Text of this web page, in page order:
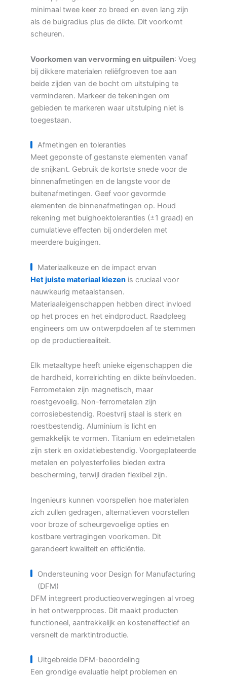
minimaal twee keer zo breed en even lang zijn
als de buigradius plus de dikte. Dit voorkomt
scheuren.
Voorkomen van vervorming en uitpuilen: Voeg
bij dikkere materialen reliëfgroeven toe aan
beide zijden van de bocht om uitstulping te
verminderen. Markeer de tekeningen om
gebieden te markeren waar uitstulping niet is
toegestaan.
Afmetingen en toleranties
Meet geponste of gestanste elementen vanaf
de snijkant. Gebruik de kortste snede voor de
binnenafmetingen en de langste voor de
buitenafmetingen. Geef voor gevormde
elementen de binnenafmetingen op. Houd
rekening met buighoektoleranties (±1 graad) en
cumulatieve effecten bij onderdelen met
meerdere buigingen.
Materiaalkeuze en de impact ervan
Het juiste materiaal kiezen is cruciaal voor
nauwkeurig metaalstansen.
Materiaaleigenschappen hebben direct invloed
op het proces en het eindproduct. Raadpleeg
engineers om uw ontwerpdoelen af te stemmen
op de productierealiteit.
Elk metaaltype heeft unieke eigenschappen die
de hardheid, korrelrichting en dikte beïnvloeden.
Ferrometalen zijn magnetisch, maar
roestgevoelig. Non-ferrometalen zijn
corrosiebestendig. Roestvrij staal is sterk en
roestbestendig. Aluminium is licht en
gemakkelijk te vormen. Titanium en edelmetalen
zijn sterk en oxidatiebestendig. Voorgeplateerde
metalen en polyesterfolies bieden extra
bescherming, terwijl draden flexibel zijn.
Ingenieurs kunnen voorspellen hoe materialen
zich zullen gedragen, alternatieven voorstellen
voor broze of scheurgevoelige opties en
kostbare vertragingen voorkomen. Dit
garandeert kwaliteit en efficiëntie.
Ondersteuning voor Design for Manufacturing
(DFM)
DFM integreert productieoverwegingen al vroeg
in het ontwerpproces. Dit maakt producten
functioneel, aantrekkelijk en kosteneffectief en
versnelt de marktintroductie.
Uitgebreide DFM-beoordeling
Een grondige evaluatie helpt problemen en